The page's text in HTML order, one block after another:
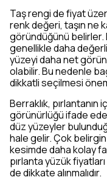
Taş rengi de fiyat
renk değeri, taşın ne
göründüğünü
genellikle daha
yüzeyi daha net
olabilir. Bu nedenle
dikkatli seçilmesi
Berraklık, pırlantanın
görünürlüğü ifade
düz yüzeyler
hale gelir. Çok
kesimde daha kolay
pırlanta yüzük
de dikkate alınmalıdır.